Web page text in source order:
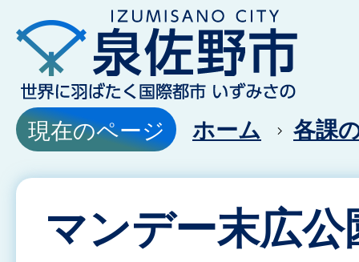
現在のページ ホーム 各課
マンデー末広公